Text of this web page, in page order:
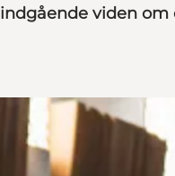
indgående viden